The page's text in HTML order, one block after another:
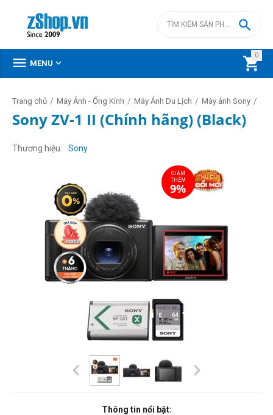
0


 MENU 
Trang chủ / Máy Ảnh - Ống Kính / Máy Ảnh Du Lịch / Máy ảnh Sony /
Sony ZV-1 II (Chính hãng) (Black)
Thương hiệu Sony
Thông tin nổi bật: